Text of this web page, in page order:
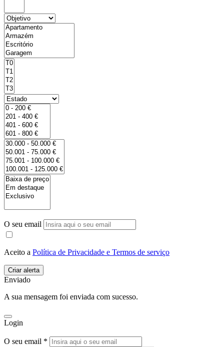
O seu email
Aceito a Política de Privacidade e Termos de serviço
Enviado
A sua mensagem foi enviada com sucesso.
Login
O seu email *